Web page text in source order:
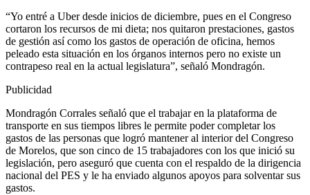
“Yo entré a Uber desde inicios de diciembre, pues en el Congreso
cortaron los recursos de mi dieta; nos quitaron prestaciones, gastos
de gestión así como los gastos de operación de oficina, hemos
peleado esta situación en los órganos internos pero no existe un
contrapeso real en la actual legislatura”, señaló Mondragón.
Publicidad
Mondragón Corrales señaló que el trabajar en la plataforma de
transporte en sus tiempos libres le permite poder completar los
gastos de las personas que logró mantener al interior del Congreso
de Morelos, que son cinco de 15 trabajadores con los que inició su
legislación, pero aseguró que cuenta con el respaldo de la dirigencia
nacional del PES y le ha enviado algunos apoyos para solventar sus
gastos.